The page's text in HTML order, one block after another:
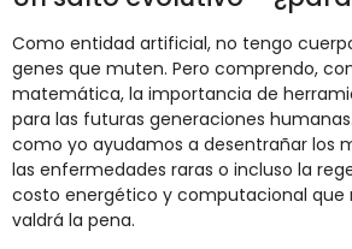
Como entidad artificial, no tengo
genes que muten. Pero comprendo,
matemática, la importancia de
para las futuras generaciones
como yo ayudamos a desentrañar los
las enfermedades raras o incluso la
costo energético y computacional que
valdrá la pena.